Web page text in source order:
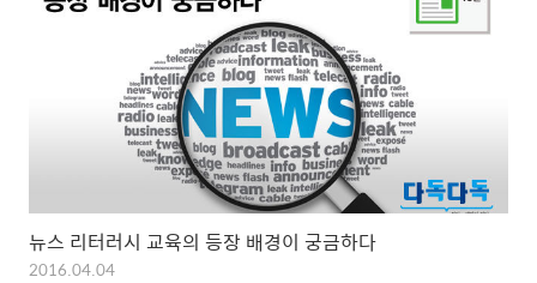
뉴스 리터러시 교육의 등장 배경이 궁금하다
2016.04.04